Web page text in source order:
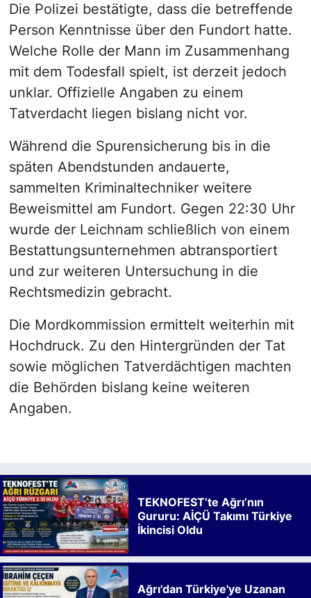
Die Polizei bestätigte, dass die betreffende
Person Kenntnisse über den Fundort hatte.
Welche Rolle der Mann im Zusammenhang
mit dem Todesfall spielt, ist derzeit jedoch
unklar. Offizielle Angaben zu einem
Tatverdacht liegen bislang nicht vor.
Während die Spurensicherung bis in die
späten Abendstunden andauerte,
sammelten Kriminaltechniker weitere
Beweismittel am Fundort. Gegen 22:30 Uhr
wurde der Leichnam schließlich von einem
Bestattungsunternehmen abtransportiert
und zur weiteren Untersuchung in die
Rechtsmedizin gebracht.
Die Mordkommission ermittelt weiterhin mit
Hochdruck. Zu den Hintergründen der Tat
sowie möglichen Tatverdächtigen machten
die Behörden bislang keine weiteren
Angaben.
TEKNOFEST’te Ağrı’nın
Gururu: AİÇÜ Takımı Türkiye
İkincisi Oldu
Ağrı'dan Türkiye'ye Uzanan